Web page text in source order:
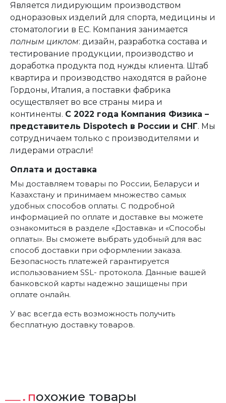
Является лидирующим производством
одноразовых изделий для спорта, медицины и
стоматологии в ЕС. Компания занимается
полным циклом: дизайн, разработка состава и
тестирование продукции, производство и
доработка продукта под нужды клиента. Штаб
квартира и производство находятся в районе
Гордоны, Италия, а поставки фабрика
осуществляет во все страны мира и
континенты. С 2022 года Компания Физика –
представитель Dispotech в России и СНГ. Мы
сотрудничаем только с производителями и
лидерами отрасли!
Оплата и доставка
Мы доставляем товары по России, Беларуси и
Казахстану и принимаем множество самых
удобных способов оплаты. С подробной
информацией по оплате и доставке вы можете
ознакомиться в разделе «Доставка» и «Способы
оплаты». Вы сможете выбрать удобный для вас
способ доставки при оформлении заказа.
Безопасность платежей гарантируется
использованием SSL- протокола. Данные вашей
банковской карты надежно защищены при
оплате онлайн.
У вас всегда есть возможность получить
бесплатную доставку товаров.
похожие товары